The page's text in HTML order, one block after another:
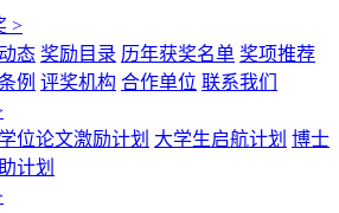
>
态 奖励目录 历年获奖名单 奖项推荐
例 评奖机构 合作单位 联系我们
位论文激励计划 大学生启航计划 博士
计划